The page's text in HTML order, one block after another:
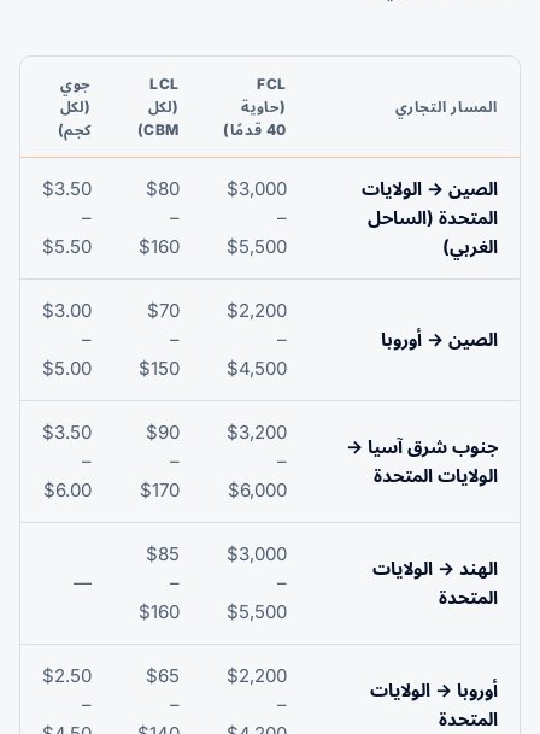
المسار التجاري
FCL
(حاوية
40 قدمًا)
LCL
(لكل
CBM)
جوي
(لكل
كجم)
الصين → الولايات
المتحدة (الساحل
الغربي)
$3,000
–
$5,500
$80
–
$160
$3.50
–
$5.50
الصين → أوروبا
$2,200
–
$4,500
$70
–
$150
$3.00
–
$5.00
جنوب شرق آسيا →
الولايات المتحدة
$3,200
–
$6,000
$90
–
$170
$3.50
–
$6.00
الهند → الولايات
المتحدة
$3,000
–
$5,500
$85
–
$160
—
أوروبا → الولايات
المتحدة
$2,200
–
$65
–
$2.50
–